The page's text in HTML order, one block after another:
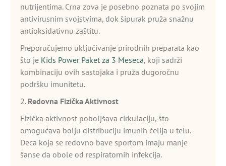
nutrijentima. Crna zova je posebno poznata po svojim
antivirusnim svojstvima, dok šipurak pruža snažnu
antioksidativnu zaštitu.
Preporučujemo uključivanje prirodnih preparata kao
što je Kids Power Paket za 3 Meseca, koji sadrži
kombinaciju ovih sastojaka i pruža dugoročnu
podršku imunitetu.
2. Redovna Fizička Aktivnost
Fizička aktivnost poboljšava cirkulaciju, što
omogućava bolju distribuciju imunih ćelija u telu.
Deca koja se redovno bave sportom imaju manje
šanse da obole od respiratornih infekcija.